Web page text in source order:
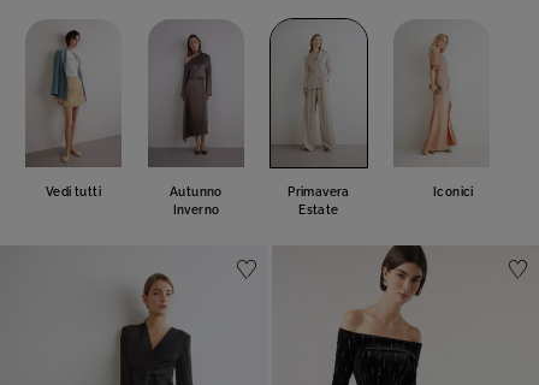
Vedi tutti
Autunno
Inverno
Primavera
Estate
Iconici